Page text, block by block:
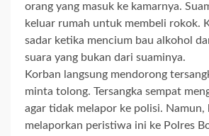
orang yang masuk ke kamarnya.
keluar rumah untuk membeli rokok.
sadar ketika mencium bau alkohol
suara yang bukan dari suaminya.
Korban langsung mendorong
minta tolong. Tersangka sempat
agar tidak melapor ke polisi.
melaporkan peristiwa ini ke Polres